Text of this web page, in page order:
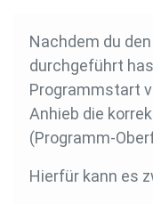
Nachdem du
durchgeführt
Programmstart
Anhieb die
(Programm-
Hierfür kann es